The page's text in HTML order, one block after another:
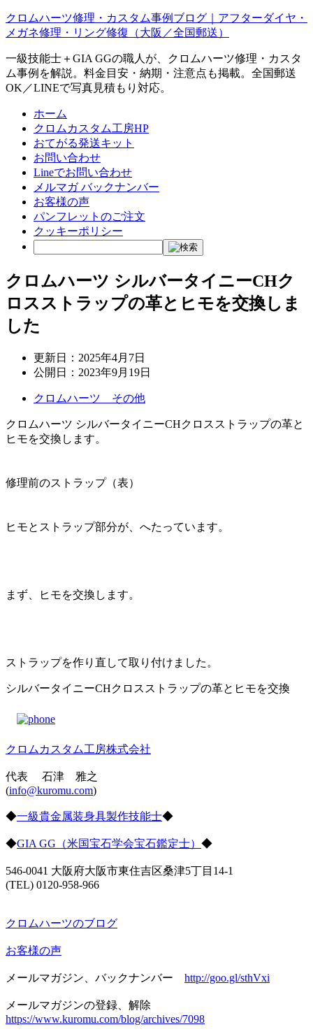
クロムハーツ修理・カスタム事例ブログ｜アフターダイヤ・
メガネ修理・リング修復（大阪／全国郵送）
一級技能士＋GIA GGの職人が、クロムハーツ修理・カスタ
ム事例を解説。料金目安・納期・注意点も掲載。全国郵送
OK／LINEで写真見積もり対応。
ホーム
クロムカスタム工房HP
おてがる発送キット
お問い合わせ
Lineでお問い合わせ
メルマガ バックナンバー
お客様の声
パンフレットのご注文
クッキーポリシー
クロムハーツ シルバータイニーCHク
ロスストラップの革とヒモを交換しま
した
更新日： 2025年4月7日
公開日： 2023年9月19日
クロムハーツ その他
クロムハーツ シルバータイニーCHクロスストラップの革と
ヒモを交換します。
修理前のストラップ（表）
ヒモとストラップ部分が、へたっています。
まず、ヒモを交換します。
ストラップを作り直して取り付けました。
シルバータイニーCHクロスストラップの革とヒモを交換
クロムカスタム工房株式会社
代表 石津 雅之
(info@kuromu.com)
◆一級貴金属装身具製作技能士◆
◆GIA GG（米国宝石学会宝石鑑定士） ◆
546-0041 大阪府大阪市東住吉区桑津5丁目14-1
(TEL) 0120-958-966
クロムハーツのブログ
お客様の声
メールマガジン、バックナンバー http://goo.gl/sthVxi
メールマガジンの登録、解除
https://www.kuromu.com/blog/archives/7098